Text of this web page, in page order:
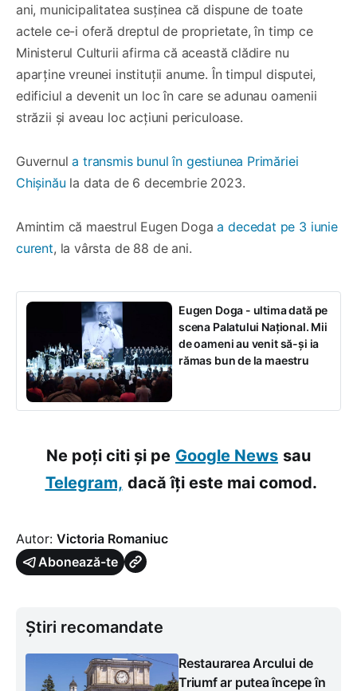
ani, municipalitatea susținea că dispune de toate
actele ce-i oferă dreptul de proprietate, în timp ce
Ministerul Culturii afirma că această clădire nu
aparține vreunei instituții anume. În timpul disputei,
edificiul a devenit un loc în care se adunau oamenii
străzii și aveau loc acțiuni periculoase.
Guvernula transmis bunul în gestiunea Primăriei
Chișinău la data de 6 decembrie 2023.
Amintim că maestrul Eugen Dogaa decedat pe 3 iunie
curent, la vârsta de 88 de ani.
Eugen Doga - ultima dată pe
scena Palatului Național. Mii
de oameni au venit să-și ia
rămas bun de la maestru
Ne poți citi și pe Google News sau
Telegram, dacă îți este mai comod.
Autor: Victoria Romaniuc
Abonează-te
Știri recomandate
Restaurarea Arcului de
Triumf ar putea începe în